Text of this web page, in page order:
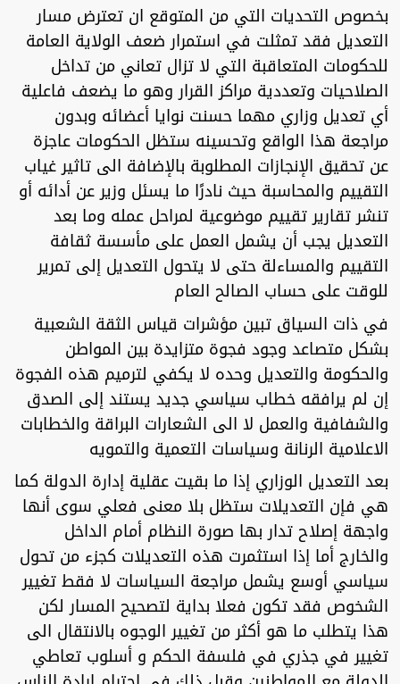
بخصوص التحديات التي من المتوقع ان تعترض مسار
التعديل فقد تمثلت في استمرار ضعف الولاية العامة
للحكومات المتعاقبة التي لا تزال تعاني من تداخل
الصلاحيات وتعددية مراكز القرار وهو ما يضعف فاعلية
أي تعديل وزاري مهما حسنت نوايا أعضائه وبدون
مراجعة هذا الواقع وتحسينه ستظل الحكومات عاجزة
عن تحقيق الإنجازات المطلوبة بالإضافة الى تاثير غياب
التقييم والمحاسبة حيث نادرًا ما يسئل وزير عن أدائه أو
تنشر تقارير تقييم موضوعية لمراحل عمله وما بعد
التعديل يجب أن يشمل العمل على مأسسة ثقافة
التقييم والمساءلة حتى لا يتحول التعديل إلى تمرير
للوقت على حساب الصالح العام
في ذات السياق تبين مؤشرات قياس الثقة الشعبية
بشكل متصاعد وجود فجوة متزايدة بين المواطن
والحكومة والتعديل وحده لا يكفي لترميم هذه الفجوة
إن لم يرافقه خطاب سياسي جديد يستند إلى الصدق
والشفافية والعمل لا الى الشعارات البراقة والخطابات
الاعلامية الرنانة وسياسات التعمية والتمويه
بعد التعديل الوزاري إذا ما بقيت عقلية إدارة الدولة كما
هي فإن التعديلات ستظل بلا معنى فعلي سوى أنها
واجهة إصلاح تدار بها صورة النظام أمام الداخل
والخارج أما إذا استثمرت هذه التعديلات كجزء من تحول
سياسي أوسع يشمل مراجعة السياسات لا فقط تغيير
الشخوص فقد تكون فعلا بداية لتصحيح المسار لكن
هذا يتطلب ما هو أكثر من تغيير الوجوه بالانتقال الى
تغيير في جذري في فلسفة الحكم و أسلوب تعاطي